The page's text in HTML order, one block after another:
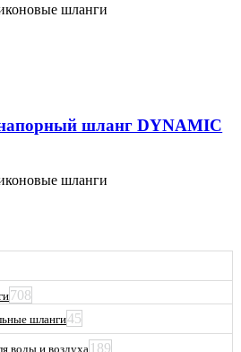
шланги
шланг DYNAMIC
шланги
708
шланги45
воды и воздуха 189